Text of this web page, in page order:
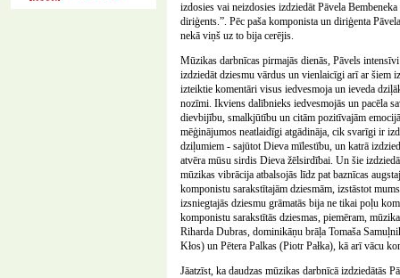
izdosies vai neizdosies izdziedāt Pāvela
diriģents.”. Pēc paša komponista un diriģenta
nekā viņš uz to bija cerējis.
Mūzikas darbnīcas pirmajās dienās, Pāvels
izdziedāt dziesmu vārdus un vienlaicīgi arī ar šiem
izteiktie komentāri visus iedvesmoja un ieveda
nozīmi. Ikviens dalībnieks iedvesmojās un pacēla
dievbijību, smalkjūtību un citām pozitīvajām
mēģinājumos neatlaidīgi atgādināja, cik svarīgi ir
dziļumiem - sajūtot Dieva mīlestību, un katrā
atvēra mūsu sirdis Dieva žēlsirdībai. Un šie
mūzikas vibrācija atbalsojās līdz pat baznīcas
komponistu sarakstītajām dziesmām, izstāstot
izsniegtajās dziesmu grāmatās bija ne tikai poļu
komponistu sarakstītās dziesmas, piemēram,
Riharda Dubras, dominikāņu brāļa Tomaša
Kłos) un Pētera Palkas (Piotr Pałka), kā arī vācu
Jāatzīst, ka daudzas mūzikas darbnīcā izdziedātās